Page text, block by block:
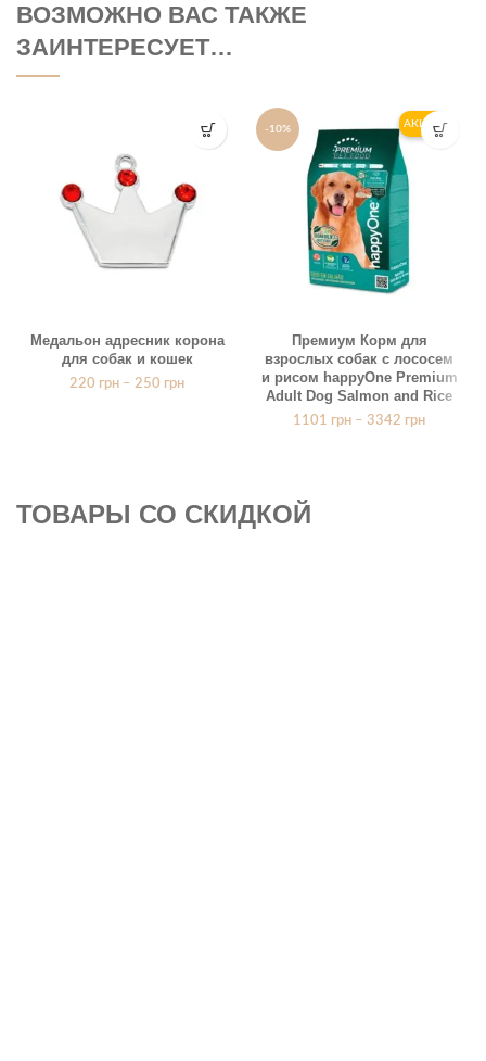
ВОЗМОЖНО ВАС ТАКЖЕ
ЗАИНТЕРЕСУЕТ…
Медальон адресник корона
для собак и кошек
220 грн – 250 грн
-10% АКЦИЯ
Премиум Корм для
взрослых собак с лососем
и рисом happyOne Premium
Adult Dog Salmon and Rice
1101 грн – 3342 грн
ТОВАРЫ СО СКИДКОЙ